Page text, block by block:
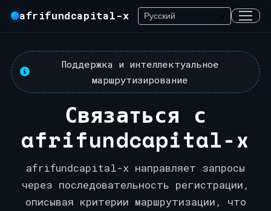
afrifundcapital-x
Поддержка и интеллектуальное
маршрутизирование
Связаться с
afrifundcapital-x
afrifundcapital-x направляет запросы
через последовательность регистрации,
описывая критерии маршрутизации, что